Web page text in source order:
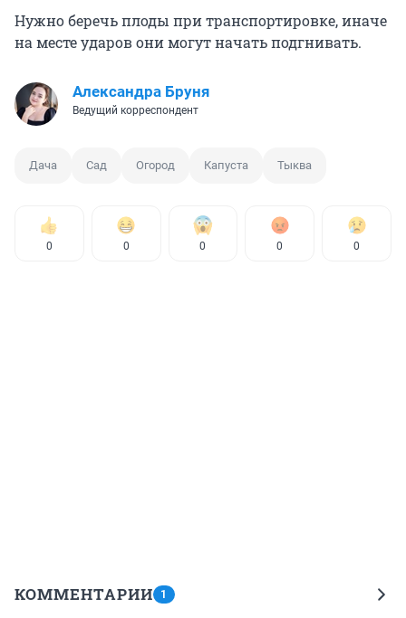
Нужно беречь плоды при транспортировке, иначе
на месте ударов они могут начать подгнивать.
Александра Бруня
Ведущий корреспондент
Дача Сад Огород Капуста Тыква
0 0 0 0 0
КОММЕНТАРИИ 1